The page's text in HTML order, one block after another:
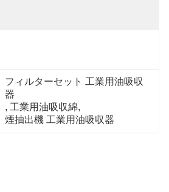
フィルターセット 工業用油吸収
器
, 工業用油吸収綿,
煙抽出機 工業用油吸収器